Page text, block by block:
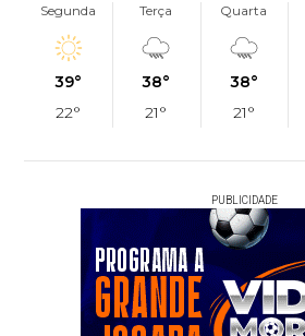
Segunda
39°
22°
Terça
38°
21°
Quarta
38°
21°
PUBLICIDADE